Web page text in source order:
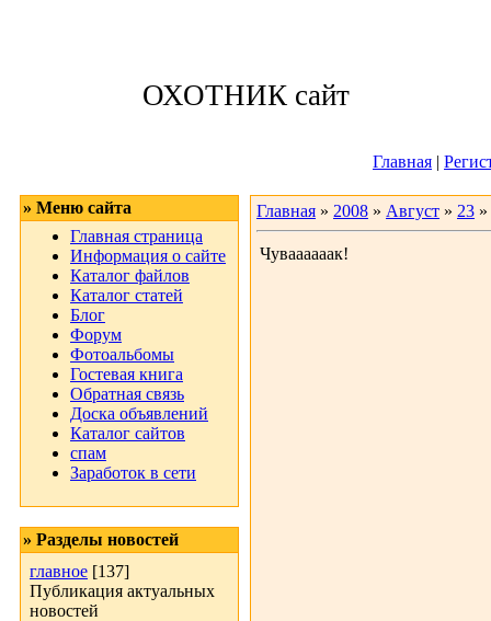
ОХОТНИК сайт
Главная |
» Меню сайта
Главная страница
Информация о сайте
Каталог файлов
Каталог статей
Блог
Форум
Фотоальбомы
Гостевая книга
Обратная связь
Доска объявлений
Каталог сайтов
спам
Заработок в сети
» Разделы новостей
главное [137]
Публикация актуальных
новостей
Главная » 2008 » Август » 23
Чуваааааак!